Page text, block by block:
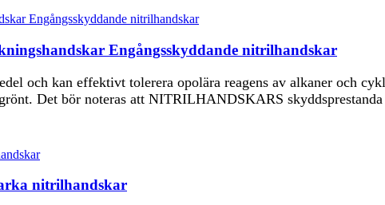
Engångsskyddande nitrilhandskar
och kan effektivt tolerera opolära reagens av alkaner och
Det bör noteras att NITRILHANDSKARS
nitrilhandskar